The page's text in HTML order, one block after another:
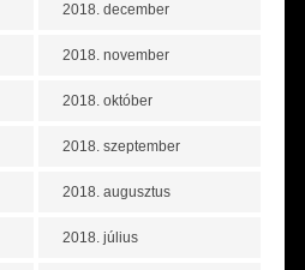
2018. december
2018. november
2018. október
2018. szeptember
2018. augusztus
2018. július